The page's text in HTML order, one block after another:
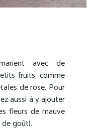
avec de
fruits, comme
de rose. Pour
aussi à y ajouter
fleurs de mauve
goût).